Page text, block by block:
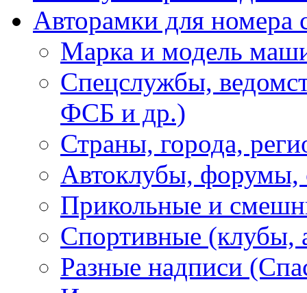
Авторамки для номера
Марка и модель
Спецслужбы,
ФСБ и др.)
Страны, города,
Автоклубы, форумы,
Прикольные и
Спортивные (клубы,
Разные надписи